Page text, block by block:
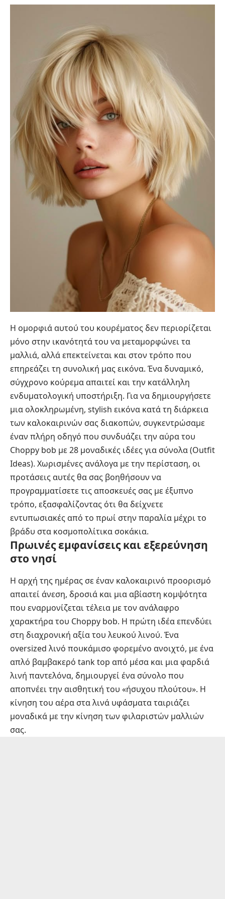
Η ομορφιά αυτού του κουρέματος δεν περιορίζεται
μόνο στην ικανότητά του να μεταμορφώνει τα
μαλλιά, αλλά επεκτείνεται και στον τρόπο που
επηρεάζει τη συνολική μας εικόνα. Ένα δυναμικό,
σύγχρονο κούρεμα απαιτεί και την κατάλληλη
ενδυματολογική υποστήριξη. Για να δημιουργήσετε
μια ολοκληρωμένη, stylish εικόνα κατά τη διάρκεια
των καλοκαιρινών σας διακοπών, συγκεντρώσαμε
έναν πλήρη οδηγό που συνδυάζει την αύρα του
Choppy bob με 28 μοναδικές ιδέες για σύνολα (Outfit
Ideas). Χωρισμένες ανάλογα με την περίσταση, οι
προτάσεις αυτές θα σας βοηθήσουν να
προγραμματίσετε τις αποσκευές σας με έξυπνο
τρόπο, εξασφαλίζοντας ότι θα δείχνετε
εντυπωσιακές από το πρωί στην παραλία μέχρι το
βράδυ στα κοσμοπολίτικα σοκάκια.
Πρωινές εμφανίσεις και εξερεύνηση
στο νησί
Η αρχή της ημέρας σε έναν καλοκαιρινό προορισμό
απαιτεί άνεση, δροσιά και μια αβίαστη κομψότητα
που εναρμονίζεται τέλεια με τον ανάλαφρο
χαρακτήρα του Choppy bob. Η πρώτη ιδέα επενδύει
στη διαχρονική αξία του λευκού λινού. Ένα
oversized λινό πουκάμισο φορεμένο ανοιχτό, με ένα
απλό βαμβακερό tank top από μέσα και μια φαρδιά
λινή παντελόνα, δημιουργεί ένα σύνολο που
αποπνέει την αισθητική του «ήσυχου πλούτου». Η
κίνηση του αέρα στα λινά υφάσματα ταιριάζει
μοναδικά με την κίνηση των φιλαριστών μαλλιών
σας.